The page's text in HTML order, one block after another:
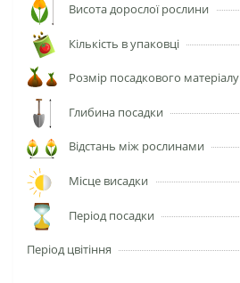
Висота дорослої рослини
Кількість в упаковці
Розмір посадкового матеріалу
Глибина посадки
Відстань між рослинами
Місце висадки
Період посадки
Період цвітіння